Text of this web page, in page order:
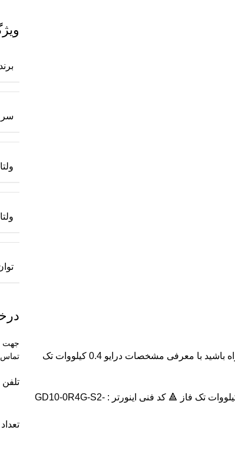
آی سی اِس شاپ ارائه دهنده اینورتر invt با ماهمراه باشید با معرفی مشخصات درایو 0.4 کیلووات تک
🔺 برند : اینوت invt 🔺 نوع محصول : اينورتر 0.4 کیلووات تک فاز 🔺 کد فنی اینورتر : GD10-0R4G-S2-
جهت
تلفن